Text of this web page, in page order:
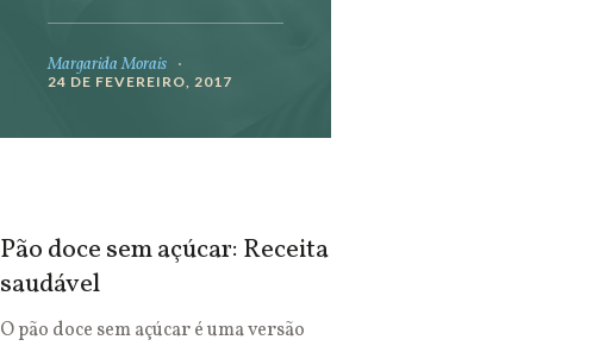
Margarida Morais
24 DE FEVEREIRO, 2017
Pão doce sem açúcar: Receita
saudável
O pão doce sem açúcar é uma versão